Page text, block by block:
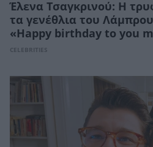
Έλενα Τσαγκρινού: Η
τα γενέθλια του
«Happy birthday to you
CELEBRITIES